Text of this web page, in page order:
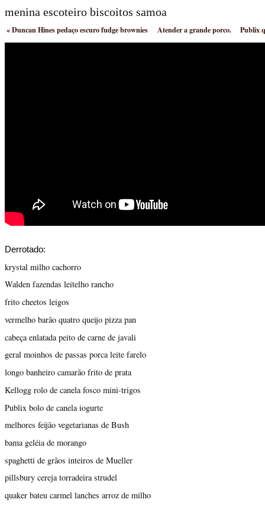
menina escoteiro biscoitos samoa
«Duncan Hines pedaço escuro fudge brownies Atender a grande porco. Publix
Derrotado:
krystal milho cachorro
Walden fazendas leitelho rancho
frito cheetos leigos
vermelho barão quatro queijo pizza pan
cabeça enlatada peito de carne de javali
geral moinhos de passas porca leite farelo
longo banheiro camarão frito de prata
Kellogg rolo de canela fosco mini-trigos
Publix bolo de canela iogurte
melhores feijão vegetarianas de Bush
bama geléia de morango
spaghetti de grãos inteiros de Mueller
pillsbury cereja torradeira strudel
quaker bateu carmel lanches arroz de milho